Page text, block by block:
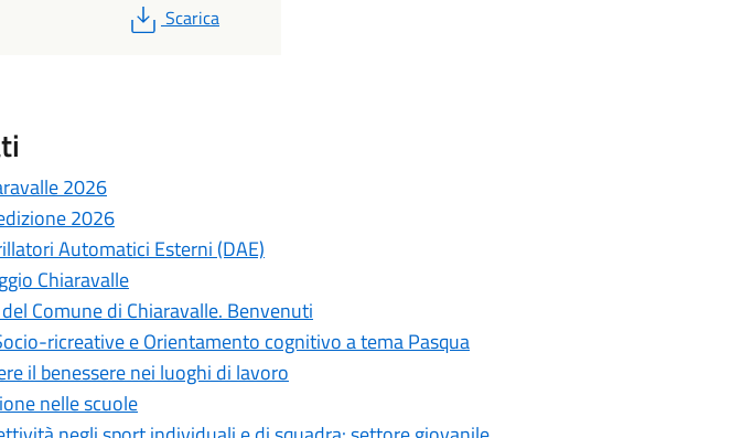
PDF
Scarica
2026
2026
Automatici Esterni (DAE)
Chiaravalle
Comune di Chiaravalle. Benvenuti
ricreative e Orientamento cognitivo a tema Pasqua
il benessere nei luoghi di lavoro
nelle scuole